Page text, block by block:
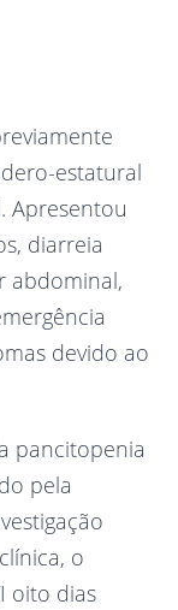
estatural
Apresentou
diarreia
abdominal,
devido ao
pancitopenia
pela
o
oito dias